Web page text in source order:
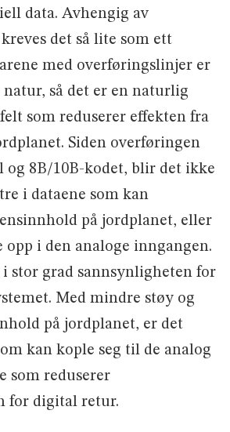
data. Avhengig av
det så lite som ett
med overføringslinjer er
så det er en naturlig
som reduserer effekten fra
Siden overføringen
og 8B/10B-kodet, blir det ikke
i dataene som kan
på jordplanet, eller
i den analoge inngangen.
stor grad sannsynligheten for
Med mindre støy og
på jordplanet, er det
kan kople seg til de analog
som reduserer
for digital retur.